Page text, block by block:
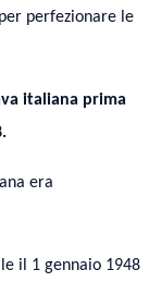
perfezionare le
italiana prima
era
il 1 gennaio 1948